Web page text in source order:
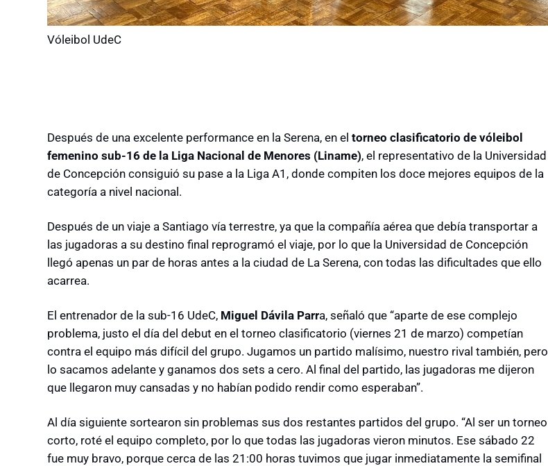
Vóleibol UdeC
Después de una excelente performance en la Serena, en el torneo clasificatorio de vóleibol
femenino sub-16 de la Liga Nacional de Menores (Liname), el representativo de la Universidad
de Concepción consiguió su pase a la Liga A1, donde compiten los doce mejores equipos de la
categoría a nivel nacional.
Después de un viaje a Santiago vía terrestre, ya que la compañía aérea que debía transportar a
las jugadoras a su destino final reprogramó el viaje, por lo que la Universidad de Concepción
llegó apenas un par de horas antes a la ciudad de La Serena, con todas las dificultades que ello
acarrea.
El entrenador de la sub-16 UdeC, Miguel Dávila Parra, señaló que “aparte de ese complejo
problema, justo el día del debut en el torneo clasificatorio (viernes 21 de marzo) competían
contra el equipo más difícil del grupo. Jugamos un partido malísimo, nuestro rival también, pero
lo sacamos adelante y ganamos dos sets a cero. Al final del partido, las jugadoras me dijeron
que llegaron muy cansadas y no habían podido rendir como esperaban”.
Al día siguiente sortearon sin problemas sus dos restantes partidos del grupo. “Al ser un torneo
corto, roté el equipo completo, por lo que todas las jugadoras vieron minutos. Ese sábado 22
fue muy bravo, porque cerca de las 21:00 horas tuvimos que jugar inmediatamente la semifinal